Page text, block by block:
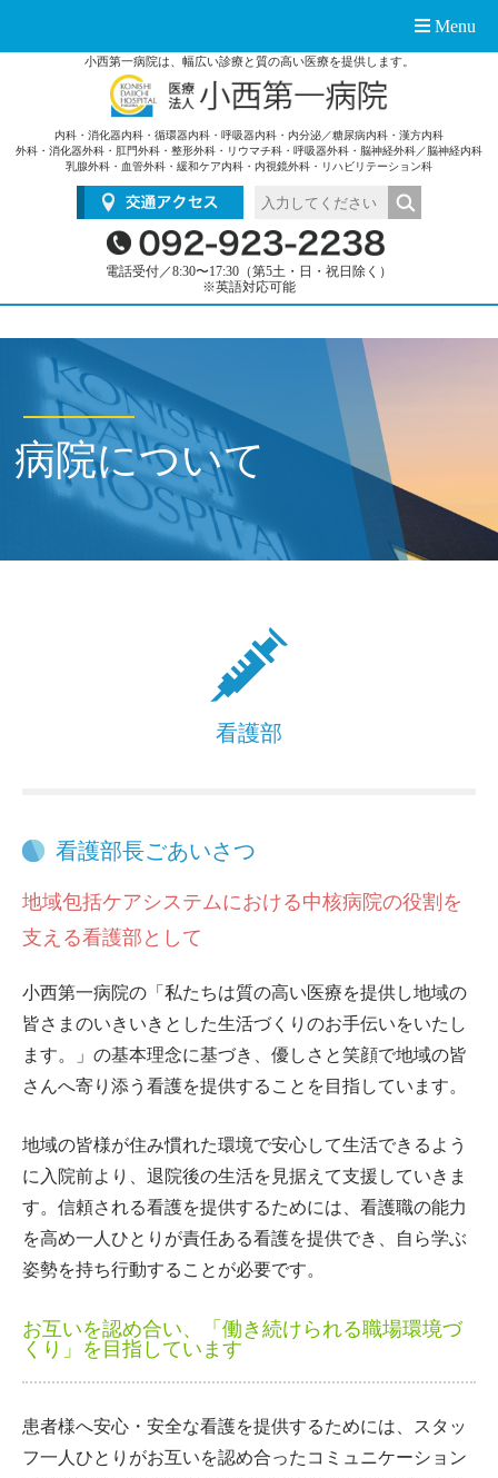
小西第一病院は、幅広い診療と質の高い医療を提供します。
内科・消化器内科・循環器内科・呼吸器内科・内分泌／糖尿病内科・漢方内科
外科・消化器外科・肛門外科・整形外科・リウマチ科・呼吸器外科・脳神経外科／脳神経内科
乳腺外科・血管外科・緩和ケア内科・内視鏡外科・リハビリテーション科
電話受付／8:30〜17:30（第5土・日・祝日除く）
※英語対応可能
Menu
病院について
看護部
看護部長ごあいさつ
地域包括ケアシステムにおける中核病院の役割を
支える看護部として
小西第一病院の「私たちは質の高い医療を提供し地域の
皆さまのいきいきとした生活づくりのお手伝いをいたし
ます。」の基本理念に基づき、優しさと笑顔で地域の皆
さんへ寄り添う看護を提供することを目指しています。
地域の皆様が住み慣れた環境で安心して生活できるよう
に入院前より、退院後の生活を見据えて支援していきま
す。信頼される看護を提供するためには、看護職の能力
を高め一人ひとりが責任ある看護を提供でき、自ら学ぶ
姿勢を持ち行動することが必要です。
お互いを認め合い、「働き続けられる職場環境づ
くり」を目指しています
患者様へ安心・安全な看護を提供するためには、スタッ
フ一人ひとりがお互いを認め合ったコミュニケーション